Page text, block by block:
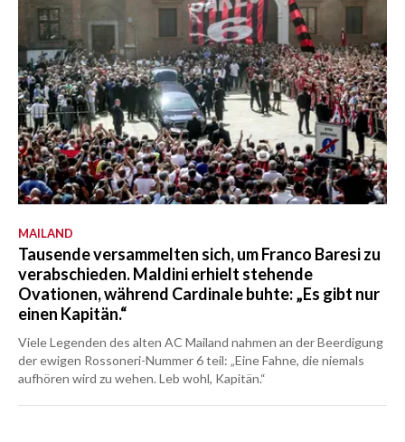
MAILAND
Tausende versammelten sich, um Franco Baresi zu
verabschieden. Maldini erhielt stehende
Ovationen, während Cardinale buhte: „Es gibt nur
einen Kapitän.“
Viele Legenden des alten AC Mailand nahmen an der Beerdigung
der ewigen Rossoneri-Nummer 6 teil: „Eine Fahne, die niemals
aufhören wird zu wehen. Leb wohl, Kapitän.“